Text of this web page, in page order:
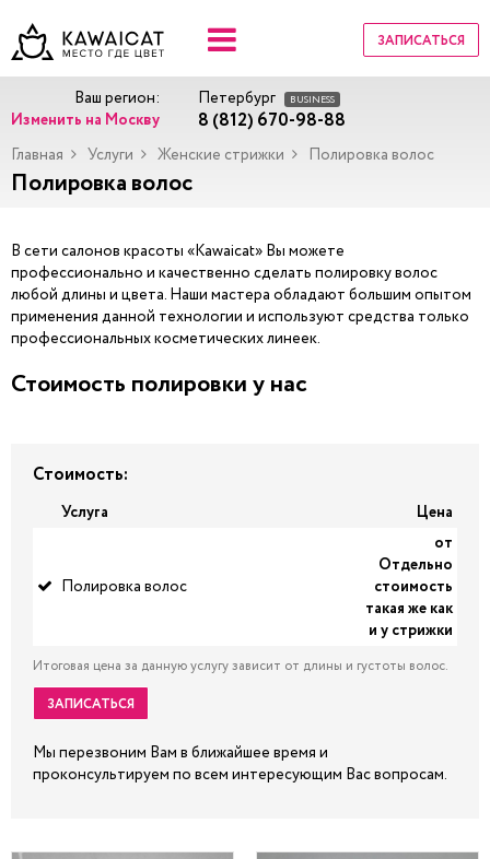
ЗАПИСАТЬСЯ
Ваш регион:
Изменить на Москву
Петербург BUSINESS
8 (812) 670-98-88
Главная Услуги Женские стрижки Полировка волос
Полировка волос
В сети салонов красоты «Kawaicat» Вы можете
профессионально и качественно сделать полировку волос
любой длины и цвета. Наши мастера обладают большим опытом
применения данной технологии и используют средства только
профессиональных косметических линеек.
Стоимость полировки у нас
Стоимость:
Услуга Цена
Полировка волос
от
Отдельно
стоимость
такая же как
и у стрижки
Итоговая цена за данную услугу зависит от длины и густоты волос.
ЗАПИСАТЬСЯ
Мы перезвоним Вам в ближайшее время и
проконсультируем по всем интересующим Вас вопросам.